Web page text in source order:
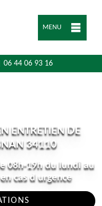
MENU
06 44 06 93 16
ENTRETIEN DE
34110
08h-19h du lundi au
cas d urgence